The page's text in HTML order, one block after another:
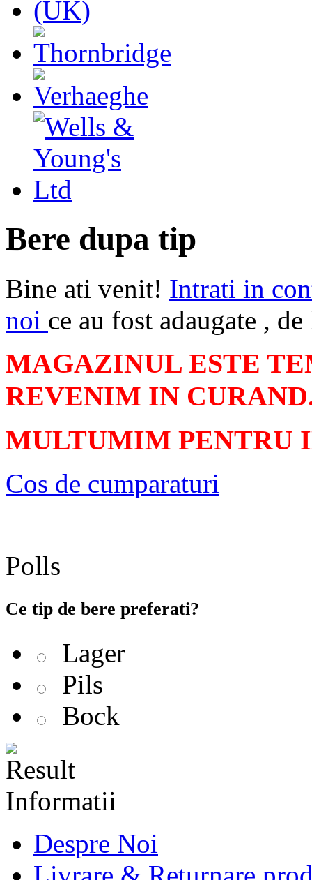
Bere dupa tip
Bine ati venit! Intrati in
noi ce au fost adaugate ,
MAGAZINUL ESTE
REVENIM IN
MULTUMIM PENTRU
Cos de cumparaturi
Polls
Ce tip de bere preferati?
Lager
Pils
Bock
Informatii
Despre Noi